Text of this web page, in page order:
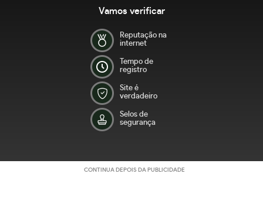
Vamos verificar
Reputação na
internet
Tempo de
registro
Site é
verdadeiro
Selos de
segurança
CONTINUA DEPOIS DA PUBLICIDADE